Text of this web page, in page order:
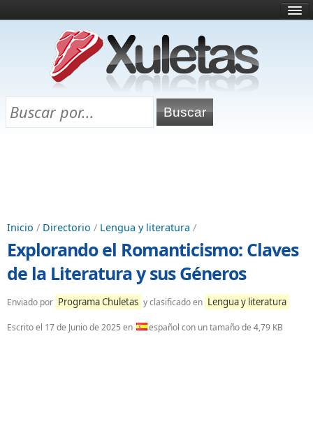
¿Qué es esto?
Directorio
Chuletas para exámenes
Inicio / Directorio / Lengua y literatura /
Explorando el Romanticismo: Claves
de la Literatura y sus Géneros
Enviado por Programa Chuletas y clasificado en Lengua y literatura
Escrito el 17 de Junio de 2025 en español con un tamaño de 4,79 KB